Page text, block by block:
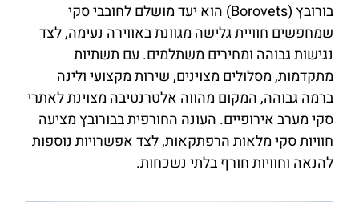
בורובץ (Borovets) הוא יעד מושלם לחובבי סקי
שמחפשים חוויית גלישה מגוונת באווירה נעימה, לצד
נגישות גבוהה ומחירים משתלמים. עם תשתיות
מתקדמות, מסלולים מצוינים, שירות מקצועי ולינה
ברמה גבוהה, המקום מהווה אלטרנטיבה מצוינת לאתרי
סקי מערב אירופיים. העונה החורפית בבורובץ מציעה
חוויות סקי מלאות הרפתקאות, לצד אפשרויות נוספות
להנאה וחוויות חורף בלתי נשכחות.